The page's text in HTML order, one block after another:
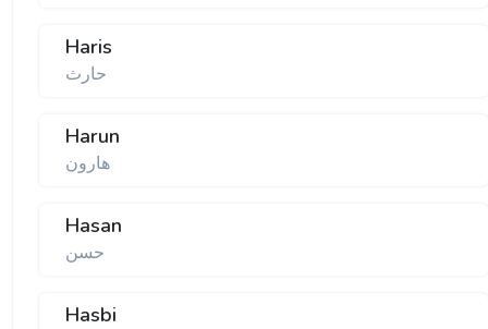
Haris
حارث
Harun
هارون
Hasan
حسن
Hasbi